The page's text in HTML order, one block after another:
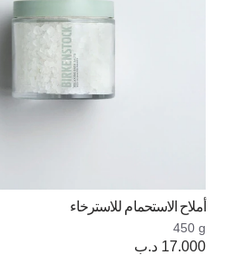
أملاح الاستحمام للاسترخاء
450 g
17.000 د.ب